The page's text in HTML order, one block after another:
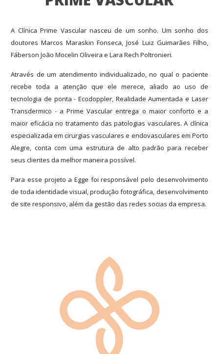
A Clínica Prime Vascular nasceu de um sonho. Um sonho dos
doutores Marcos Maraskin Fonseca, José Luiz Guimarães Filho,
Fáberson João Mocelin Oliveira e Lara Rech Poltronieri.
Através de um atendimento individualizado, no qual o paciente
recebe toda a atenção que ele merece, aliado ao uso de
tecnologia de ponta - Ecodoppler, Realidade Aumentada e Laser
Transdermico - a Prime Vascular entrega o maior conforto e a
maior eficácia no tratamento das patologias vasculares. A clínica
especializada em cirurgias vasculares e endovasculares em Porto
Alegre, conta com uma estrutura de alto padrão para receber
seus clientes da melhor maneira possível.
Para esse projeto a Egge foi responsável pelo desenvolvimento
de toda identidade visual, produção fotográfica, desenvolvimento
de site responsivo, além da gestão das redes socias da empresa.